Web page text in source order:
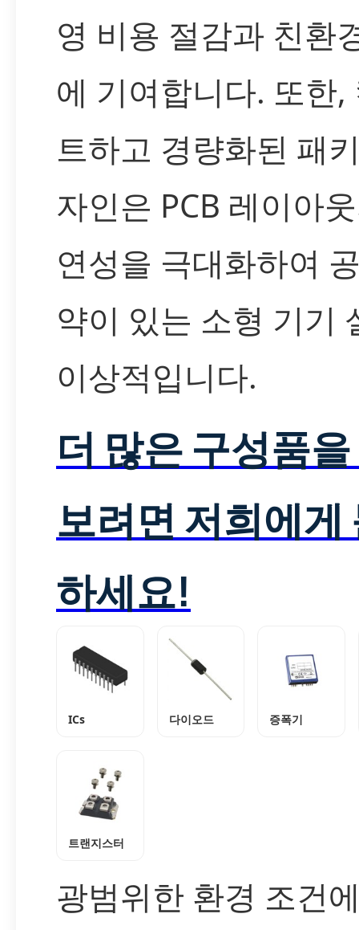
영 비용 절감과 친환
에 기여합니다. 또한,
트하고 경량화된 패
자인은 PCB 레이아
연성을 극대화하여
약이 있는 소형 기기
이상적입니다.
더 많은 구성품
보려면 저희에게
하세요!
ICs 다이오드 증폭기
트랜지스터
광범위한 환경 조건